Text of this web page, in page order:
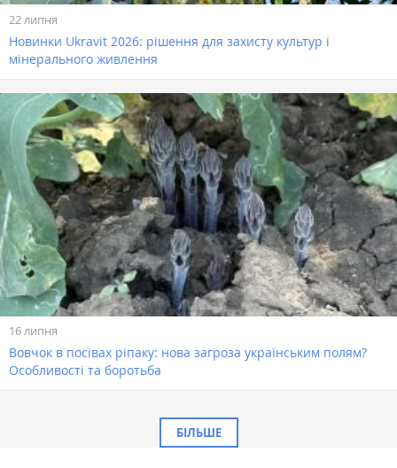
22 липня
Новинки Ukravit 2026: рішення для захисту культур і
мінерального живлення
16 липня
Вовчок в посівах ріпаку: нова загроза українським полям?
Особливості та боротьба
БІЛЬШЕ